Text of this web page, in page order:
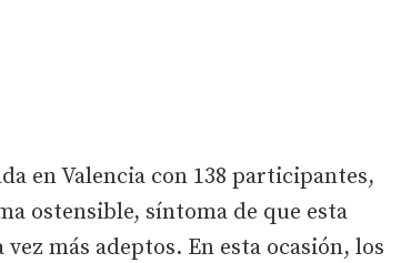
en Valencia con 138 participantes,
ostensible, síntoma de que esta
más adeptos. En esta ocasión, los